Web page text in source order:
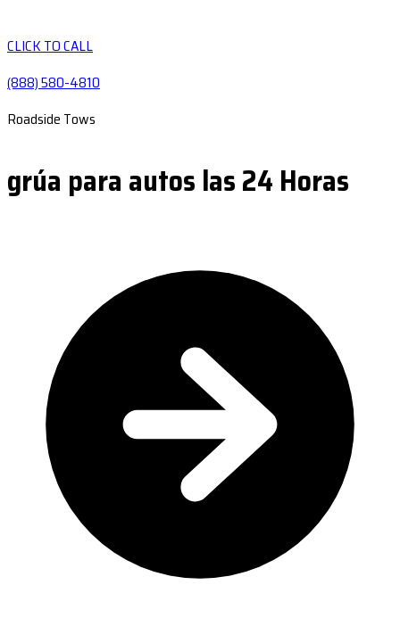
CLICK TO CALL
(888) 580-4810
Roadside Tows
grúa para autos las 24 Horas